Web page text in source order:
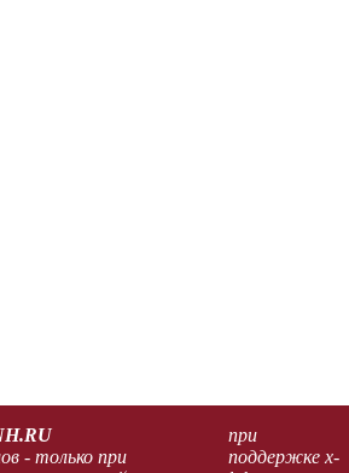
- только при
при
поддержке x-